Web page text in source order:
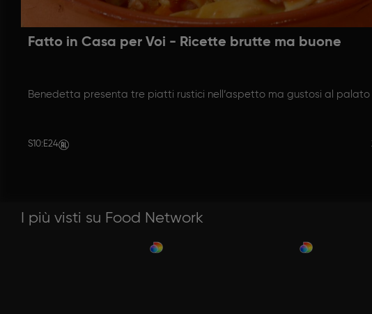
Fatto in Casa per Voi - Ricette brutte ma buone
Benedetta presenta tre piatti rustici nell’aspetto ma gustosi al palato
S10: E24
I più visti su Food Network